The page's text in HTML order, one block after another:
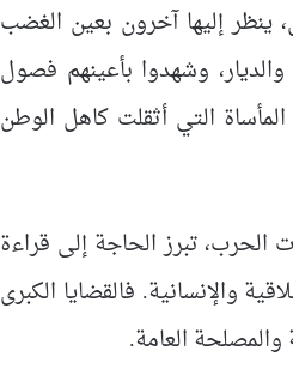
ينظر إليها آخرون بعين الغضب
وشهدوا بأعينهم فصول
التي أثقلت كاهل الوطن
الحرب، تبرز الحاجة إلى قراءة
والإنسانية. فالقضايا الكبرى
العامة.